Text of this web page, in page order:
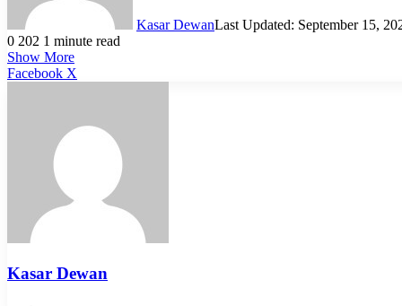
Kasar DewanLast Updated: September 15,
0 202 1 minute read
Show More
Facebook X
Kasar Dewan